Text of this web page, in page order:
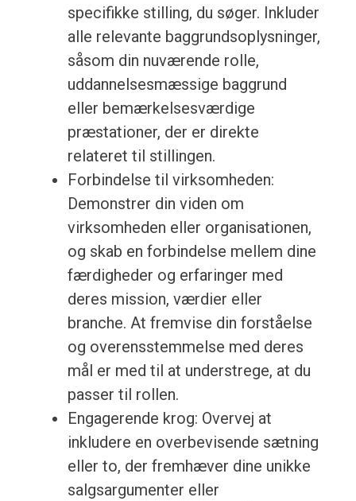
specifikke stilling, du søger. Inkluder
alle relevante baggrundsoplysninger,
såsom din nuværende rolle,
uddannelsesmæssige baggrund
eller bemærkelsesværdige
præstationer, der er direkte
relateret til stillingen.
Forbindelse til virksomheden:
Demonstrer din viden om
virksomheden eller organisationen,
og skab en forbindelse mellem dine
færdigheder og erfaringer med
deres mission, værdier eller
branche. At fremvise din forståelse
og overensstemmelse med deres
mål er med til at understrege, at du
passer til rollen.
Engagerende krog: Overvej at
inkludere en overbevisende sætning
eller to, der fremhæver dine unikke
salgsargumenter eller